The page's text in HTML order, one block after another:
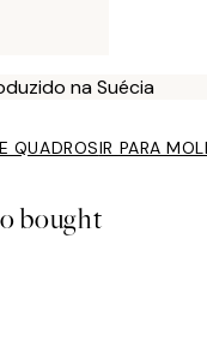
na Suécia
QUADROSIR PARA
bought